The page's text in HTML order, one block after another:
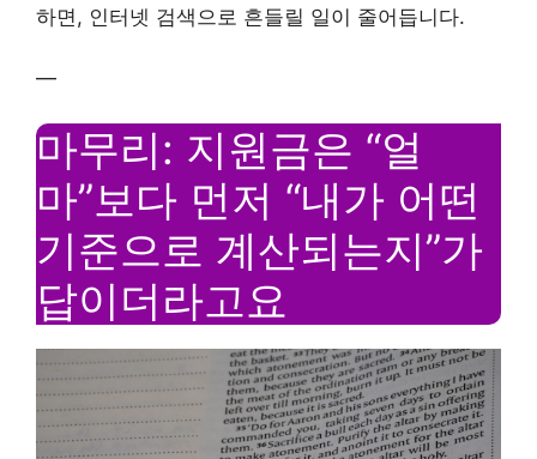
하면, 인터넷 검색으로 흔들릴 일이 줄어듭니다.
—
마무리: 지원금은 “얼
마”보다 먼저 “내가 어떤
기준으로 계산되는지”가
답이더라고요